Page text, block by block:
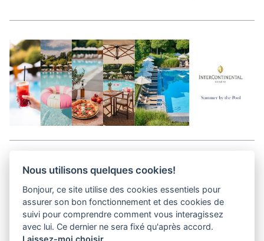
Media Kit
Kontakt
Datenschutz-Bestimmungen
Nous utilisons quelques cookies!
Bonjour, ce site utilise des cookies essentiels pour
assurer son bon fonctionnement et des cookies de
suivi pour comprendre comment vous interagissez
avec lui. Ce dernier ne sera fixé qu'après accord.
Laissez-moi choisir